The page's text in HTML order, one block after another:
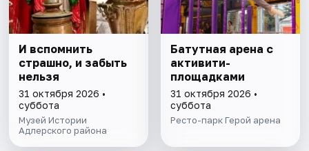
И вспомнить
страшно, и забыть
нельзя
31 октября 2026 •
суббота
Музей Истории
Адлерского района
Батутная арена с
активити-
площадками
31 октября 2026 •
суббота
Ресто-парк Герой арена